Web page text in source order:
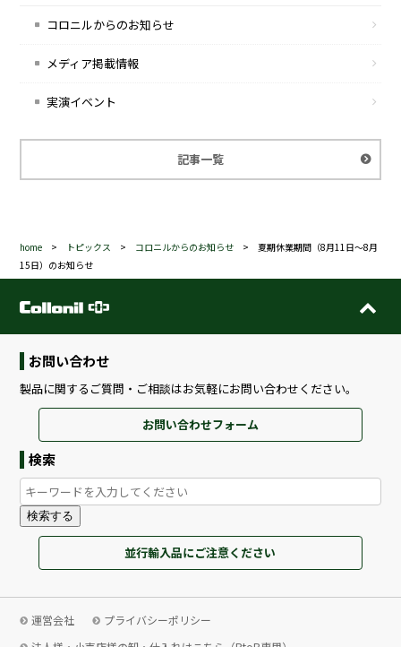
コロニルからのお知らせ
メディア掲載情報
実演イベント
記事一覧
home > トピックス > コロニルからのお知らせ >夏期休業期間（8月11日～8月
15日）のお知らせ
お問い合わせ
製品に関するご質問・ご相談はお気軽にお問い合わせください。
お問い合わせフォーム
検索
検索する
並行輸入品にご注意ください
運営会社
プライバシーポリシー